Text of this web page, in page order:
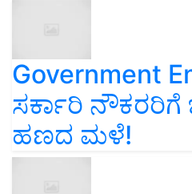
Government
ಸರ್ಕಾರಿ ನೌಕರರಿಗೆ
ಹಣದ ಮಳೆ!